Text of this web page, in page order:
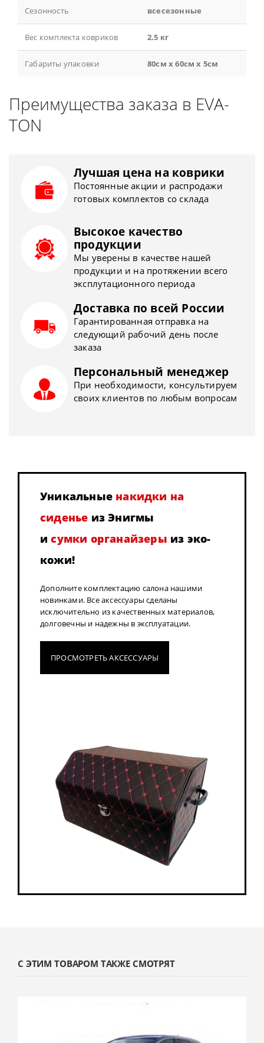
Сезонность всесезонные
Вес комплекта ковриков 2.5 кг
Габариты упаковки 80см x 60см x 5см
Преимущества заказа в EVA-
TON
Лучшая цена на коврики
Постоянные акции и распродажи
готовых комплектов со склада
Высокое качество
продукции
Мы уверены в качестве нашей
продукции и на протяжении всего
эксплутационного периода
Доставка по всей России
Гарантированная отправка на
следующий рабочий день после
заказа
Персональный менеджер
При необходимости, консультируем
своих клиентов по любым вопросам
Уникальные накидки на
сиденье из Энигмы
исумки органайзеры из эко-
кожи!
Дополните комплектацию салона нашими
новинками. Все аксессуары сделаны
исключительно из качественных материалов,
долговечны и надежны в эксплуатации.
ПРОСМОТРЕТЬ АКСЕССУАРЫ
С ЭТИМ ТОВАРОМ ТАКЖЕ СМОТРЯТ